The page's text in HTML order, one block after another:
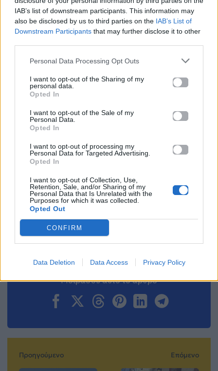
IAB’s list of downstream participants. This information may
also be disclosed by us to third parties on the IAB’s List of
Downstream Participants that may further disclose it to other
Personal Data Processing Opt Outs
I want to opt-out of the Sharing of my
personal data.
Opted In
I want to opt-out of the Sale of my
Personal Data.
Opted In
I want to opt-out of processing my
Personal Data for Targeted Advertising.
Opted In
I want to opt-out of Collection, Use,
Retention, Sale, and/or Sharing of my
Personal Data that Is Unrelated with the
Purposes for which it was collected.
Opted Out
CONFIRM
Data Deletion Data Access Privacy Policy
«Obsession 2»: Όσα γνωρίζουμε για τη
συνέχεια του horror φαινομένου
Ο γιος του Johnny Depp κάνει το
σκηνοθετικό του ντεμπούτο με την πρώτη του
Για σχόλια, μηνύματα ή φωτογραφικό υλικό
Facebook, επικοινωνήστε μέσω
ή
ακολουθήστε μας στο
Τα Φιλαράκια
Ακολουθήστε το
Mad.gr στο Google
News
Mad.gr στο MSN
Μοιράσου αυτό το άρθρο
Προηγούμενο Επόμενο